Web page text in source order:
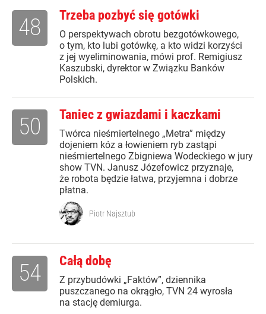
Trzeba pozbyć się gotówki
O perspektywach obrotu bezgotówkowego,
o tym, kto lubi gotówkę, a kto widzi korzyści
z jej wyeliminowania, mówi prof. Remigiusz
Kaszubski, dyrektor w Związku Banków
Polskich.
48
Taniec z gwiazdami i kaczkami
Twórca nieśmiertelnego „Metra” między
dojeniem kóz a łowieniem ryb zastąpi
nieśmiertelnego Zbigniewa Wodeckiego w jury
show TVN. Janusz Józefowicz przyznaje,
że robota będzie łatwa, przyjemna i dobrze
płatna.
50
Piotr Najsztub
Całą dobę
Z przybudówki „Faktów”, dziennika
puszczanego na okrągło, TVN 24 wyrosła
na stację demiurga.
54